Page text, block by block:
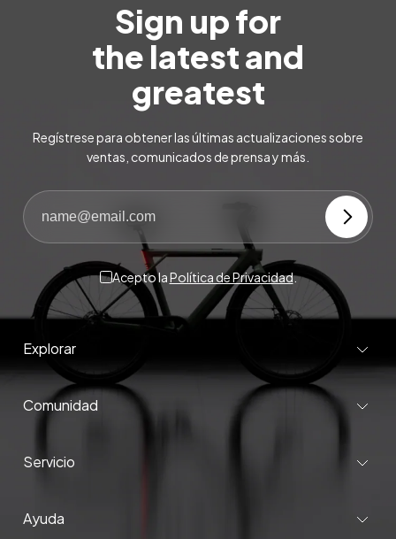
Sign up for
the latest and
greatest
Regístrese para obtener las últimas actualizaciones sobre
ventas, comunicados de prensa y más.
Acepto laPolítica de Privacidad.
Explorar
Comunidad
Servicio
Ayuda